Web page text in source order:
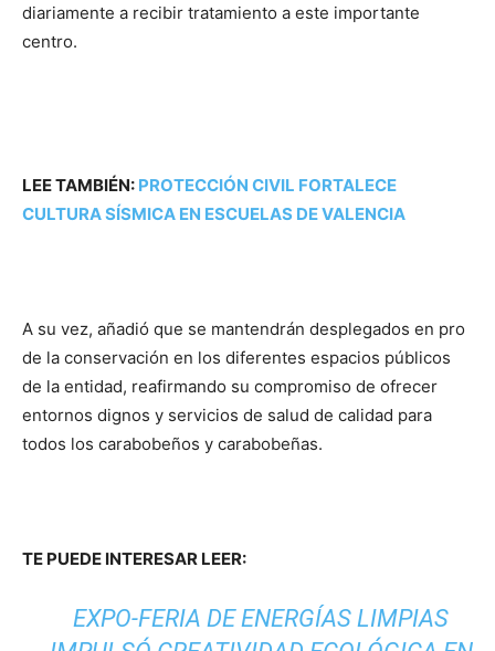
diariamente a recibir tratamiento a este importante
centro.
LEE TAMBIÉN: PROTECCIÓN CIVIL FORTALECE
CULTURA SÍSMICA EN ESCUELAS DE VALENCIA
A su vez, añadió que se mantendrán desplegados en pro
de la conservación en los diferentes espacios públicos
de la entidad, reafirmando su compromiso de ofrecer
entornos dignos y servicios de salud de calidad para
todos los carabobeños y carabobeñas.
TE PUEDE INTERESAR LEER:
EXPO-FERIA DE ENERGÍAS LIMPIAS